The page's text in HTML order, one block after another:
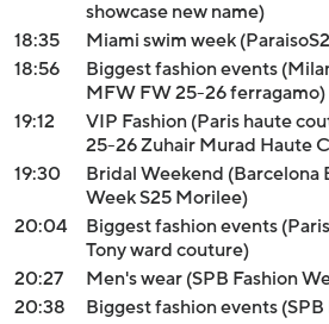
showcase new name)
18:35
Miami swim week
18:56
Biggest fashion events
MFW FW 25-26 ferragamo)
19:12
VIP Fashion (Paris haute
25-26 Zuhair Murad Haute
19:30
Bridal Weekend (Barcelona
Week S25 Morilee)
20:04
Biggest fashion events
Tony ward couture)
20:27
Men's wear (SPB Fashion
20:38
Biggest fashion events (SPB